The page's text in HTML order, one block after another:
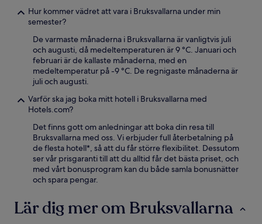
Hur kommer vädret att vara i Bruksvallarna under min
semester?
De varmaste månaderna i Bruksvallarna är vanligtvis juli
och augusti, då medeltemperaturen är 9 °C. Januari och
februari är de kallaste månaderna, med en
medeltemperatur på -9 °C. De regnigaste månaderna är
juli och augusti.
Varför ska jag boka mitt hotell i Bruksvallarna med
Hotels.com?
Det finns gott om anledningar att boka din resa till
Bruksvallarna med oss. Vi erbjuder full återbetalning på
de flesta hotell*, så att du får större flexibilitet. Dessutom
ser vår prisgaranti till att du alltid får det bästa priset, och
med vårt bonusprogram kan du både samla bonusnätter
och spara pengar.
Lär dig mer om Bruksvallarna